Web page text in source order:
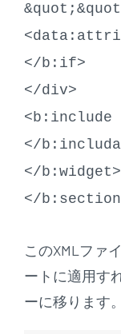
</b:if>
</div>
<b:include
</
</b:widget>
</
このXMLファ
ートに適用す
ーに移ります。